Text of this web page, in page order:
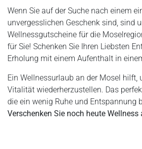
Wenn Sie auf der Suche nach einem
unvergesslichen Geschenk sind, sind
Wellnessgutscheine für die
für Sie! Schenken Sie Ihren Liebsten
Erholung mit einem Aufenthalt in
Ein Wellnessurlaub an der Mosel hilft,
Vitalität wiederherzustellen. Das
die ein wenig Ruhe und Entspannung
Verschenken Sie noch heute Wellness